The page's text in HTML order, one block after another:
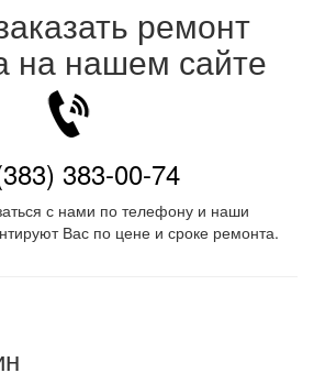
ремонт
на нашем сайте
383-00-74
с нами по телефону и наши
Вас по цене и сроке ремонта.